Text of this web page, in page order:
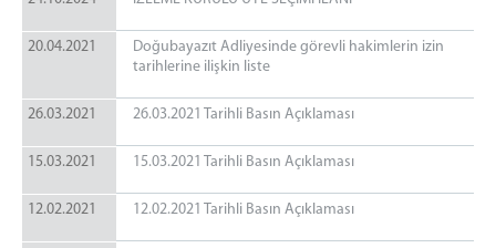
20.04.2021
Doğubayazıt Adliyesinde görevli hakimlerin izin
tarihlerine ilişkin liste
26.03.2021 26.03.2021 Tarihli Basın Açıklaması
15.03.2021 15.03.2021 Tarihli Basın Açıklaması
12.02.2021 12.02.2021 Tarihli Basın Açıklaması